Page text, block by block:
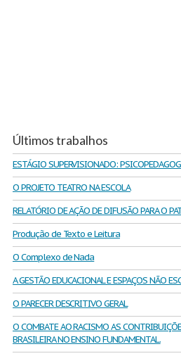
Últimos trabalhos
ESTÁGIO SUPERVISIONADO:
O PROJETO TEATRO NA ESCOLA
RELATÓRIO DE AÇÃO DE DIFUSÃO PARA O
Produção de Texto e Leitura
O Complexo de Nada
A GESTÃO EDUCACIONAL E ESPAÇOS NÃO
O PARECER DESCRITIVO GERAL
O COMBATE AO RACISMO AS
BRASILEIRA NO ENSINO FUNDAMENTAL.